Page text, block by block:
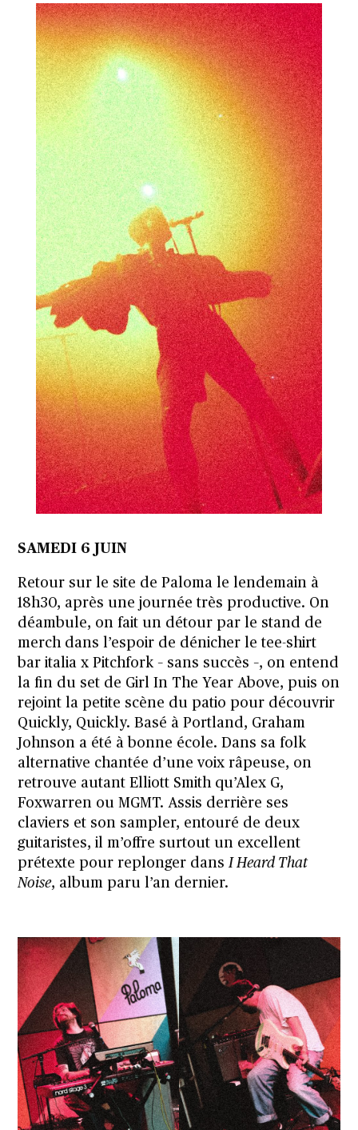
SAMEDI 6 JUIN
Retour sur le site de Paloma le lendemain à
18h30, après une journée très productive. On
déambule, on fait un détour par le stand de
merch dans l’espoir de dénicher le tee-shirt
bar italia x Pitchfork – sans succès –, on entend
la fin du set de Girl In The Year Above, puis on
rejoint la petite scène du patio pour découvrir
Quickly, Quickly. Basé à Portland, Graham
Johnson a été à bonne école. Dans sa folk
alternative chantée d’une voix râpeuse, on
retrouve autant Elliott Smith qu’Alex G,
Foxwarren ou MGMT. Assis derrière ses
claviers et son sampler, entouré de deux
guitaristes, il m’offre surtout un excellent
prétexte pour replonger dansI Heard That
Noise, album paru l’an dernier.